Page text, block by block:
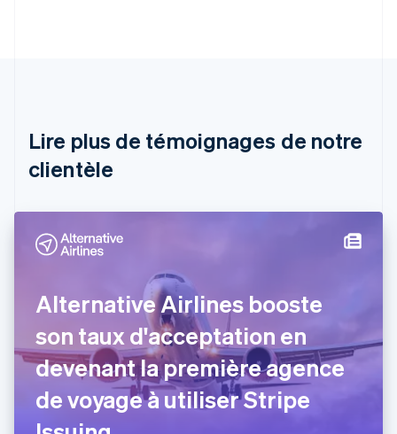
Lire plus de témoignages de notre
clientèle
Alternative Airlines booste
son taux d'acceptation en
devenant la première agence
de voyage à utiliser Stripe
Brésil
PortuguêsEnglish
Bulgarie
Chine continentale
简体中文English
Croatie
English
Danemark
English
Émirats arabes unis
English
Espagne